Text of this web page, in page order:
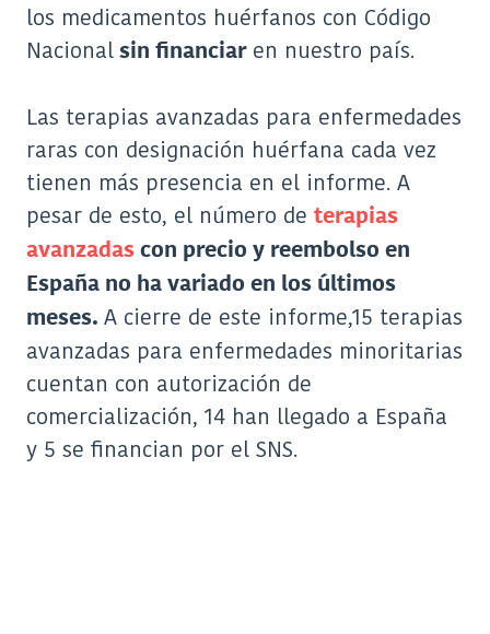
los medicamentos huérfanos con Código
Nacionalsin financiaren nuestro país.
Las terapias avanzadas para enfermedades
raras con designación huérfana cada vez
tienen más presencia en el informe. A
pesar de esto, el número de terapias
avanzadascon precio y reembolso en
España no ha variado en los últimos
meses. A cierre de este informe,15 terapias
avanzadas para enfermedades minoritarias
cuentan con autorización de
comercialización, 14 han llegado a España
y 5 se financian por el SNS.